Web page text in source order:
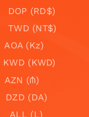
DOP (RD$)
TWD (NT$)
AOA (Kz)
KWD (KWD)
AZN (₼)
DZD (DA)
ALL (L)